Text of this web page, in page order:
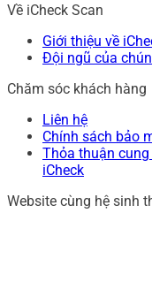
Về iCheck Scan
Giới thiệu về
Đội ngũ của
Chăm sóc khách hàng
Liên hệ
Chính sách bảo
Thỏa thuận
iCheck
Website cùng hệ sinh